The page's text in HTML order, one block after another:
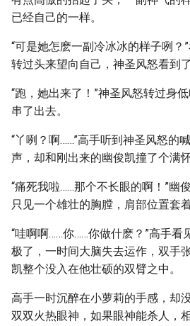
已经自己的一样。
“可是她怎麽一副冷冰冰的样子咧？
转过头来望向自己，神圣风怒看到
“跑，她出来了！”神圣风怒转过身
串了出去。
“丫咧？啊……”高手听到神圣风怒的
声，却和刚出来的幽俊凯撞了个满怀
“痛死我啦……那个不长眼的啊！”幽
只见一个雄壮的胸膛，肩部位置套
“哇啊啊……你……你做什麽？”高手看
极了，一时间大脑失去运作，双手
凯整个没入在他壮硕的双臂之中。
高手一时沉醉在小萝莉的手感，却
双双火热眼神，如果眼神能杀人，